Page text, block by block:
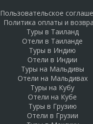
Пользовательское
Политика оплаты и
Туры в Таиланд
Отели в Таиланде
Туры в Индию
Отели в Индии
Туры на Мальдивы
Отели на Мальдивах
Туры на Кубу
Отели на Кубе
Туры в Грузию
Отели в Грузии